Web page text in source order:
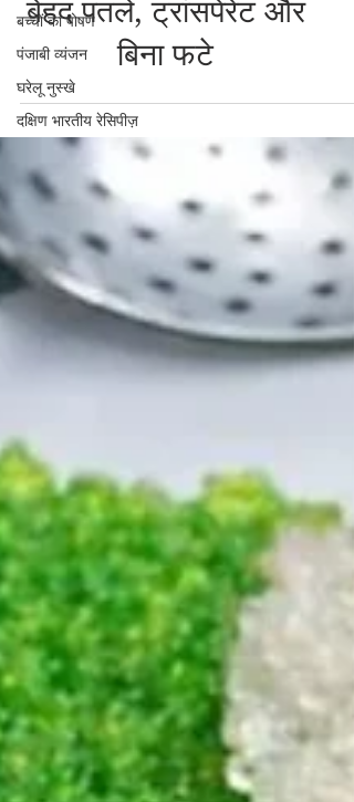
बच्चों का पोषण
पंजाबी व्यंजन
घरेलू नुस्खे
दक्षिण भारतीय रेसिपीज़
बनाने की परफेक्ट रेसिपी |
बेहद पतले, ट्रांसपेरेंट और
बिना फटे